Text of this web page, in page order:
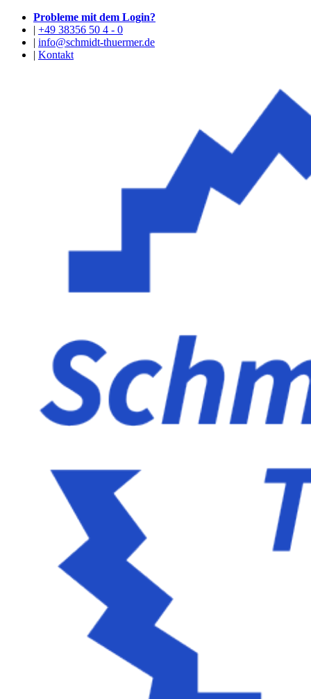
Probleme mit dem Login?
| +49 38356 50 4 - 0
| info@schmidt-thuermer.de
| Kontakt